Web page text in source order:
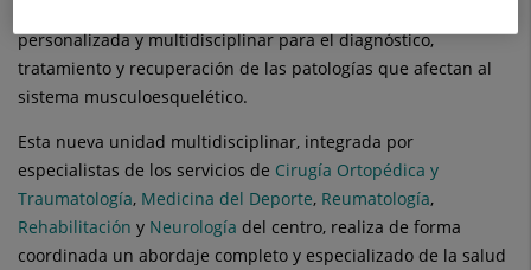
personalizada y multidisciplinar para el diagnóstico,
tratamiento y recuperación de las patologías que afectan al
sistema musculoesquelético.
Esta nueva unidad multidisciplinar, integrada por
especialistas de los servicios de Cirugía Ortopédica y
Traumatología, Medicina del Deporte, Reumatología,
Rehabilitación y Neurología del centro, realiza de forma
coordinada un abordaje completo y especializado de la salud